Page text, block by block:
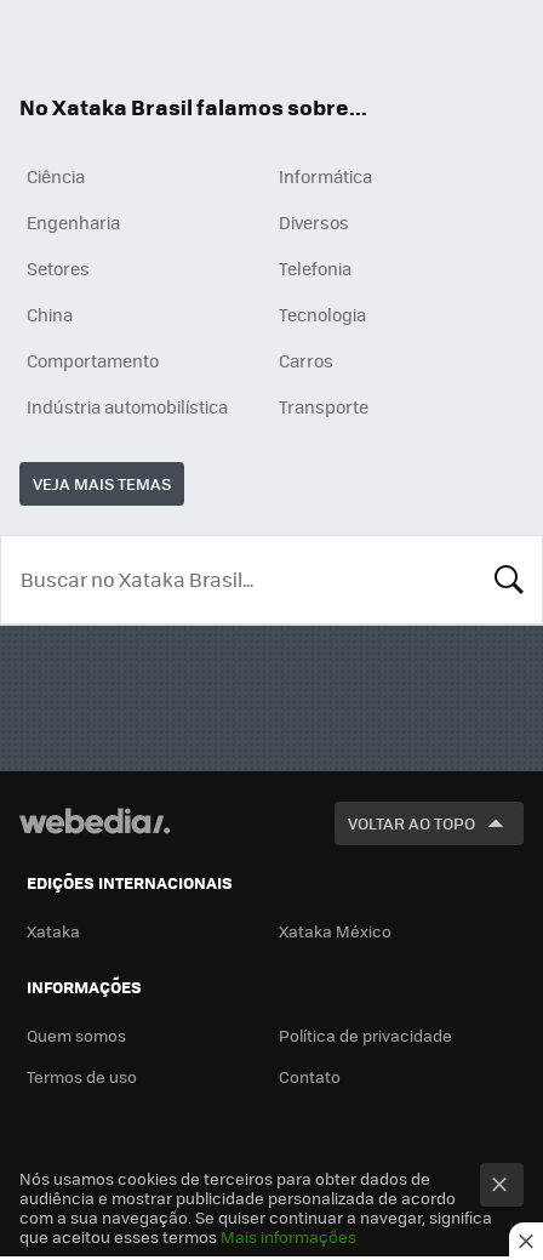
No Xataka Brasil falamos sobre...
Ciência
Informática
Engenharia
Diversos
Setores
Telefonia
China
Tecnologia
Comportamento
Carros
Indústria automobilística
Transporte
VEJA MAIS TEMAS
VOLTAR AO TOPO
EDIÇÕES INTERNACIONAIS
Xataka Xataka México
INFORMAÇÕES
Quem somos
Política de privacidade
Termos de uso
Contato
Nós usamos cookies de terceiros para obter dados de
audiência e mostrar publicidade personalizada de acordo
com a sua navegação. Se quiser continuar a navegar, significa
que aceitou esses termos Mais informações